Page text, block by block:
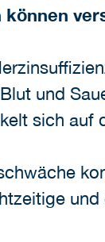
und
sich auf